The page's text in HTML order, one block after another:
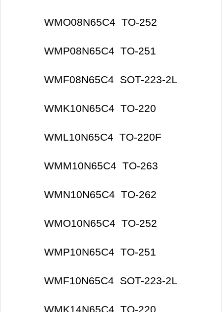
WMO08N65C4 TO-252
WMP08N65C4 TO-251
WMF08N65C4 SOT-223-2L
WMK10N65C4 TO-220
WML10N65C4 TO-220F
WMM10N65C4 TO-263
WMN10N65C4 TO-262
WMO10N65C4 TO-252
WMP10N65C4 TO-251
WMF10N65C4 SOT-223-2L
WMK14N65C4 TO-220